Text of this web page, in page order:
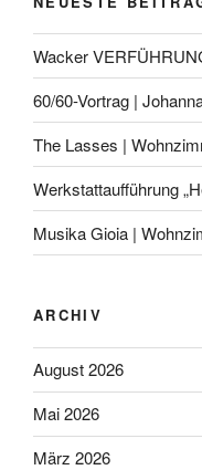
Wacker
60/60-Vortrag |
The Lasses |
Werkstattaufführung
Musika Gioia |
ARCHIV
August 2026
Mai 2026
März 2026